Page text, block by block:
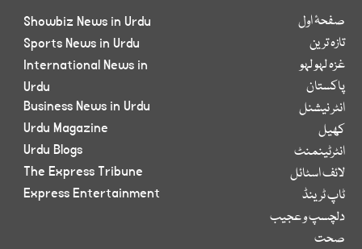
صفحۂ اول
تازہ ترین
غزہ لہو لہو
پاکستان
انٹر نیشنل
کھیل
انٹرٹینمنٹ
لائف اسٹائل
ٹاپ ٹرینڈ
دلچسپ و عجیب
صحت
Showbiz News in Urdu
Sports News in Urdu
International News in
Urdu
Business News in Urdu
Urdu Magazine
Urdu Blogs
The Express Tribune
Express Entertainment